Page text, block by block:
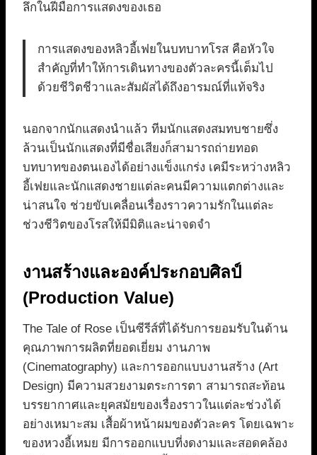
ลึกในฝีมือการแสดงของเธอ
การแสดงของหลิวอี้เฟยในบทบาทโรส คือหัวใจ
สำคัญที่ทำให้การเดินทางของตัวละครนี้เต็มไป
ด้วยชีวิตชีวาและสัมผัสได้ถึงอารมณ์ที่แท้จริง
นอกจากนักแสดงนำแล้ว ทีมนักแสดงสมทบชายซึ่ง
ล้วนเป็นนักแสดงที่มีชื่อเสียงก็สามารถถ่ายทอด
บทบาทของตนเองได้อย่างแข็งแกร่ง เคมีระหว่างหลิว
อี้เฟยและนักแสดงชายแต่ละคนมีความแตกต่างและ
น่าสนใจ ช่วยขับเคลื่อนเรื่องราวความรักในแต่ละ
ช่วงชีวิตของโรสให้มีมิติและน่าจดจำ
งานสร้างและองค์ประกอบศิลป์
(Production Value)
The Tale of Rose เป็นซีรีส์ที่ได้รับการยอมรับในด้าน
คุณภาพการผลิตที่ยอดเยี่ยม งานภาพ
(Cinematography) และการออกแบบงานสร้าง (Art
Design) มีความสวยงามตระการตา สามารถสะท้อน
บรรยากาศและยุคสมัยของเรื่องราวในแต่ละช่วงได้
อย่างเหมาะสม เสื้อผ้าหน้าผมของตัวละคร โดยเฉพาะ
ของหวงอี้เหมย มีการออกแบบที่งดงามและสอดคล้อง